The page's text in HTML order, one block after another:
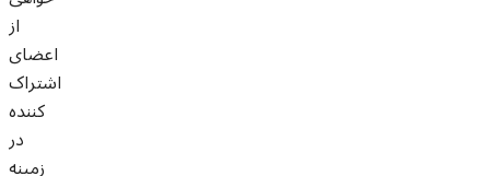
از
اعضای
اشتراک
کننده
در